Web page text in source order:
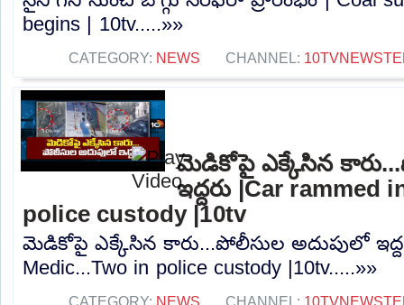
begins | 10tv.....»»
CATEGORY: NEWS CHANNEL:
మెడికోపై ఎక్కేసిన
ఇద్దరు |Car rammed
police custody |10tv
మెడికోపై ఎక్కేసిన కారు...పోలీసుల అదుపులో
Medic...Two in police custody |10tv.....»»
CATEGORY: NEWS CHANNEL: